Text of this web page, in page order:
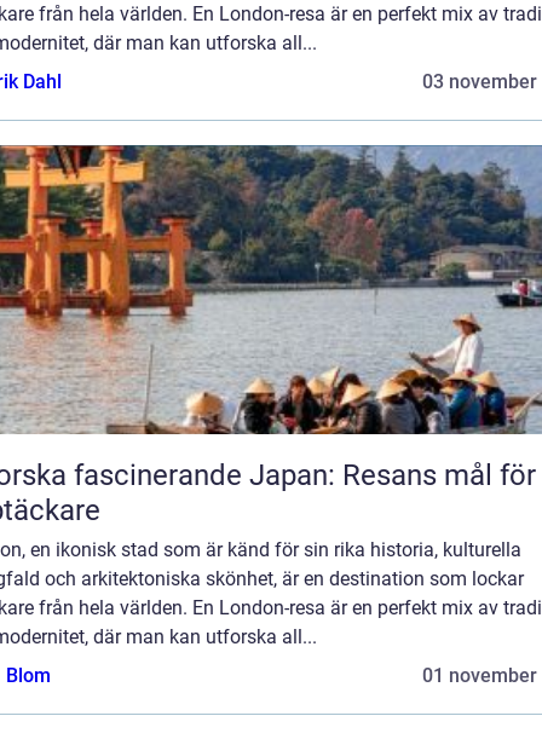
från hela världen. En London-resa är en perfekt mix av
där man kan utforska all...
Dahl
03 november
fascinerande Japan: Resans mål för
en ikonisk stad som är känd för sin rika historia, kulturella
och arkitektoniska skönhet, är en destination som lockar
från hela världen. En London-resa är en perfekt mix av
där man kan utforska all...
Blom
01 november